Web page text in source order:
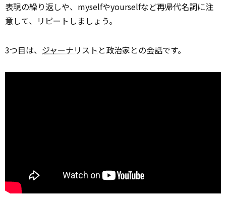
表現の繰り返しや、myselfやyourselfなど再帰代名詞に注
意して、リピートしましょう。
3つ目は、 ジャーナリスト と政治家との会話です。